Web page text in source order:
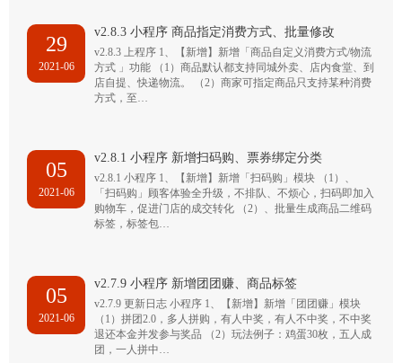
29
2021-06
v2.8.3 小程序 商品指定消费方式、批量修改
v2.8.3 上程序 1、【新增】新增「商品自定义消费方式/物流
方式 」功能 （1）商品默认都支持同城外卖、店内食堂、到
店自提、快递物流。 （2）商家可指定商品只支持某种消费
方式，至…
05
2021-06
v2.8.1 小程序 新增扫码购、票券绑定分类
v2.8.1 小程序 1、【新增】新增「扫码购」模块 （1）、
「扫码购」顾客体验全升级，不排队、不烦心，扫码即加入
购物车，促进门店的成交转化 （2）、批量生成商品二维码
标签，标签包…
05
2021-06
v2.7.9 小程序 新增团团赚、商品标签
v2.7.9 更新日志 小程序 1、【新增】新增「团团赚」模块
（1）拼团2.0，多人拼购，有人中奖，有人不中奖，不中奖
退还本金并发参与奖品 （2）玩法例子：鸡蛋30枚，五人成
团，一人拼中…